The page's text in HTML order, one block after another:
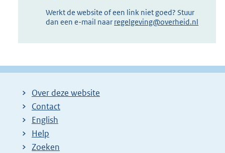
Werkt de website of een link niet goed? Stuur
dan een e-mail naar regelgeving@overheid.nl
Over deze website
Contact
English
Help
Zoeken